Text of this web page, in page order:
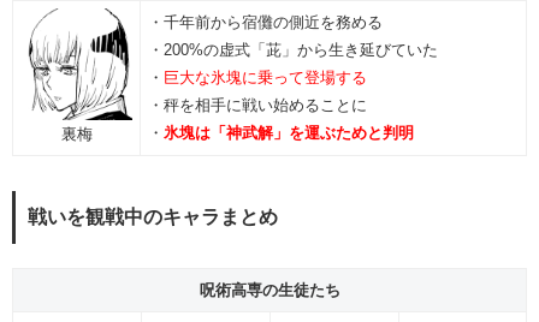
裏梅
・千年前から宿儺の側近を務める
・200%の虚式「茈」から生き延びていた
・ 巨大な氷塊に乗って登場する
・秤を相手に戦い始めることに
・ 氷塊は「神武解」を運ぶためと判明
戦いを観戦中のキャラまとめ
呪術高専の生徒たち